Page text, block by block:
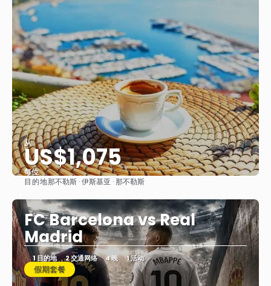
从
US$1,075
每位
看到
目的地那不勒斯 · 伊斯基亚 · 那不勒斯
FC Barcelona vs Real
Madrid
1 目的地 2 交通网络 4 晚 1 活动
假期套餐